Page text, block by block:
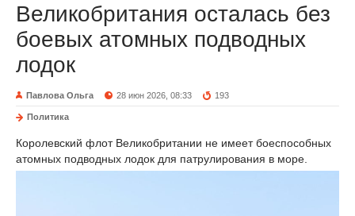
Великобритания осталась без
боевых атомных подводных
лодок
Павлова Ольга 28 июн 2026, 08:33 193
Политика
Королевский флот Великобритании не имеет боеспособных
атомных подводных лодок для патрулирования в море.